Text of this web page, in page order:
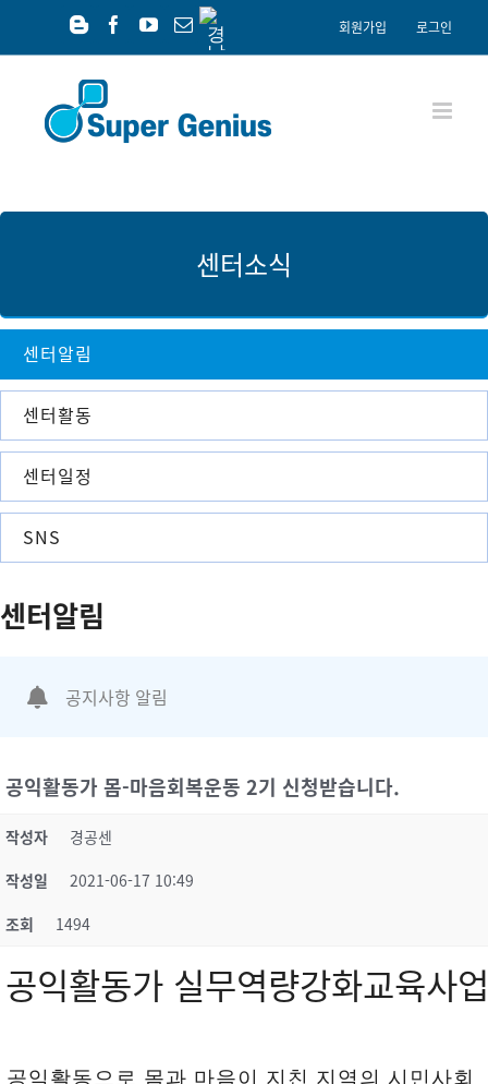
content
YouTube
메
경
남
공
회원가입 로그인
센터소식
센터알림
센터활동
센터일정
SNS
센터알림
공지사항 알림
공익활동가 몸-마음회복운동 2기 신청받습니다.
작성자
경공센
작성일
2021-06-17 10:49
조회
1494
공익활동가 실무역량강화교육사업
공익활동으로 몸과 마음이 지친 지역의 시민사회